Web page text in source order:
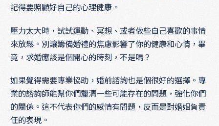
記得要照顧好自己的心理健康。
壓力太大時，試試運動、冥想、或者做些自己喜歡的事情
來放鬆。別讓籌備婚禮的焦慮影響了你的健康和心情，畢
竟，求婚應該是個開心的時刻，不是嗎？
如果覺得需要專業協助，婚前諮詢也是個很好的選擇。專
業的諮詢師能幫你們釐清一些可能存在的問題，強化你們
的關係。這不代表你們的感情有問題，反而是對婚姻負責
任的表現。